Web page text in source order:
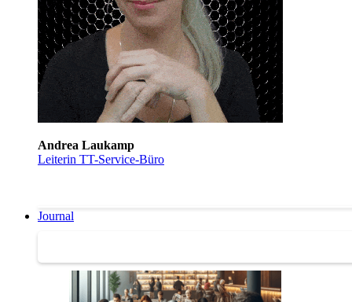
Andrea Laukamp
Leiterin TT-Service-Büro
Journal